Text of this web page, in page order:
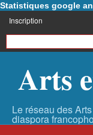
Statistiques google
Inscription
Arts